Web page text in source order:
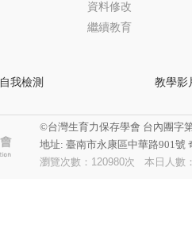
資料修改
繼續教育
自我檢測 教學影
©台灣生育力保存學會 台內團字
地址: 臺南市永康區中華路901
瀏覽次數： 120980次 本日人數